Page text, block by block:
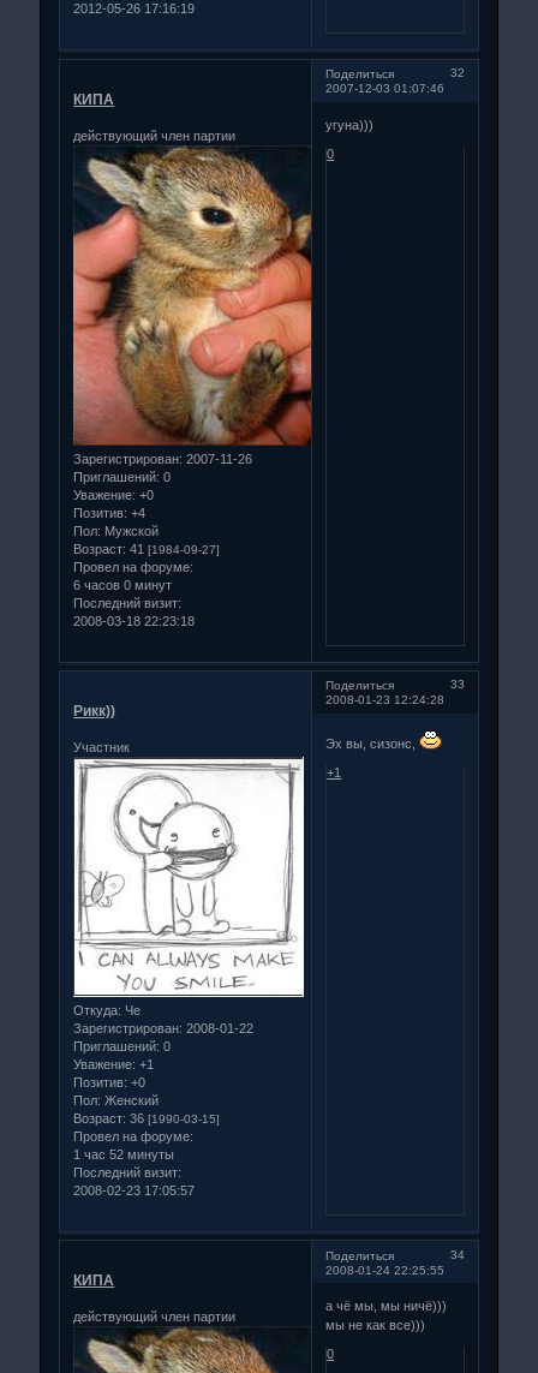
2012-05-26 17:16:19
Поделиться
32
2007-12-03 01:07:46
КИПА
действующий член партии
Зарегистрирован: 2007-11-26
Приглашений: 0
Уважение: +0
Позитив: +4
Пол: Мужской
Возраст: 41[1984-09-27]
Провел на форуме:
6 часов 0 минут
Последний визит:
2008-03-18 22:23:18
угуна)))
0
Поделиться
33
2008-01-23 12:24:28
Рикк))
Участник
Откуда: Че
Зарегистрирован: 2008-01-22
Приглашений: 0
Уважение: +1
Позитив: +0
Пол: Женский
Возраст: 36[1990-03-15]
Провел на форуме:
1 час 52 минуты
Последний визит:
2008-02-23 17:05:57
Эх вы, сизонс,
+1
Поделиться
34
2008-01-24 22:25:55
КИПА
действующий член партии
а чё мы, мы ничё)))
мы не как все)))
0